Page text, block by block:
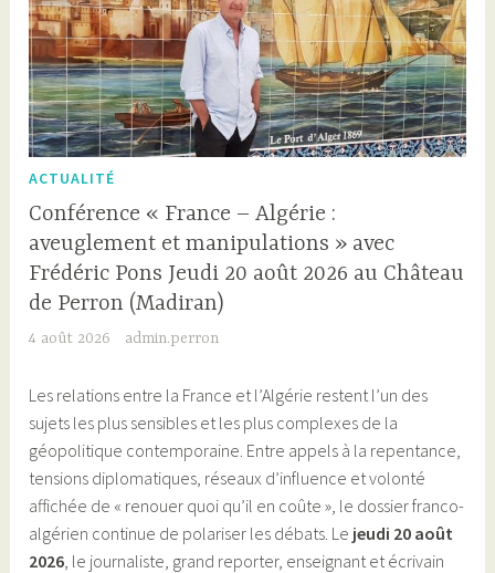
ACTUALITÉ
Conférence « France – Algérie :
aveuglement et manipulations » avec
Frédéric Pons Jeudi 20 août 2026 au Château
de Perron (Madiran)
4 août 2026 admin.perron
Les relations entre la France et l’Algérie restent l’un des
sujets les plus sensibles et les plus complexes de la
géopolitique contemporaine. Entre appels à la repentance,
tensions diplomatiques, réseaux d’influence et volonté
affichée de « renouer quoi qu’il en coûte », le dossier franco-
algérien continue de polariser les débats. Le jeudi 20 août
2026 , le journaliste, grand reporter, enseignant et écrivain